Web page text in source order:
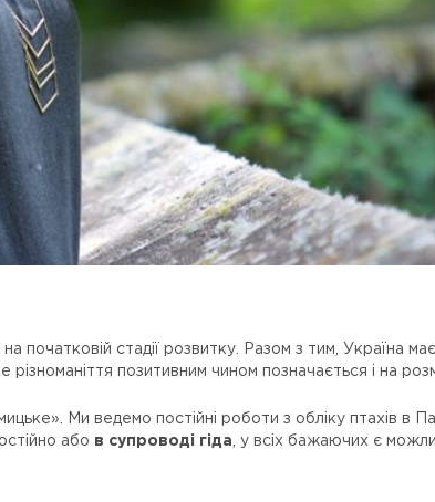
початковій стадії розвитку. Разом з тим, Україна має
різноманіття позитивним чином позначається і на
Ми ведемо постійні роботи з обліку птахів в
або в супроводі гіда , у всіх бажаючих є